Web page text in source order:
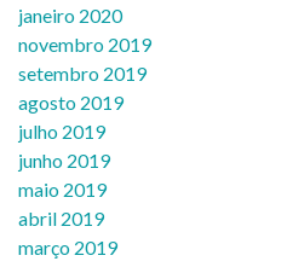
janeiro 2020
novembro 2019
setembro 2019
agosto 2019
julho 2019
junho 2019
maio 2019
abril 2019
março 2019